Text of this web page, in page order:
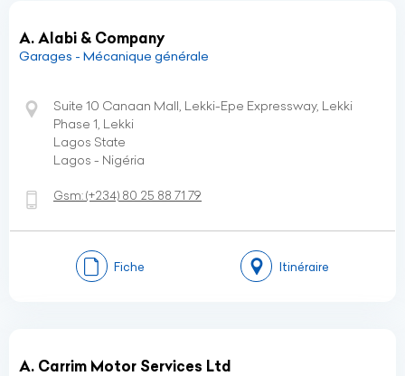
A. Alabi & Company
Garages - Mécanique générale
Suite 10 Canaan Mall, Lekki-Epe Expressway, Lekki
Phase 1, Lekki
Lagos State
Lagos - Nigéria
Gsm:(+234) 80 25 88 71 79
Fiche Itinéraire
A. Carrim Motor Services Ltd